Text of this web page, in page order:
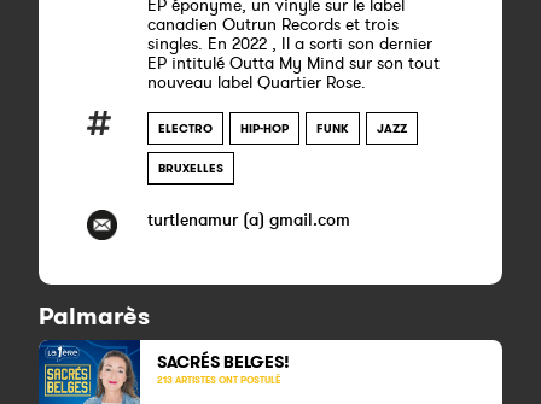
EP éponyme, un vinyle sur le label
canadien Outrun Records et trois
singles. En 2022 , Il a sorti son dernier
EP intitulé Outta My Mind sur son tout
nouveau label Quartier Rose.
ELECTRO HIP-HOP FUNK JAZZ
BRUXELLES
turtlenamur (a) gmail.com
Palmarès
SACRÉS BELGES!
213 ARTISTES ONT POSTULÉ